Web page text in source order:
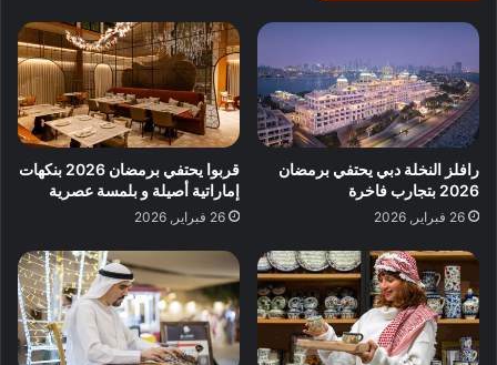
رافلز النخلة دبي يحتفي برمضان
2026 بتجارب فاخرة
26 فبراير, 2026
قربوا يحتفي برمضان 2026 بنكهات
إماراتية أصيلة و بلمسة عصرية
26 فبراير, 2026